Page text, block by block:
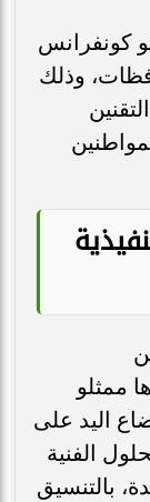
كونفرانس
وذلك
ممثلو
اليد على
الفنية
بالتنسيق